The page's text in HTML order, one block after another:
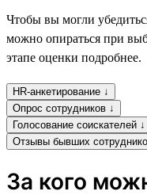
Чтобы вы могли
можно опираться при
этапе оценки подробнее.
HR-анкетирование ↓
Опрос сотрудников ↓
Голосование соискателей ↓
Отзывы бывших
За кого